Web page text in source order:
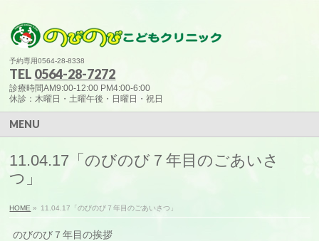
予約専用0564-28-8338
TEL 0564-28-7272
診療時間AM9:00-12:00 PM4:00-6:00
休診：木曜日・土曜午後・日曜日・祝日
MENU
11.04.17「のびのび７年目のごあいさ
つ」
HOME » 11.04.17「のびのび７年目のごあいさつ」
のびのび７年目の挨拶